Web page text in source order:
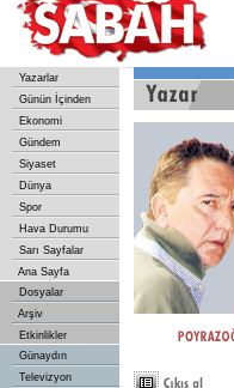
Yazarlar
Günün İçinden
Ekonomi
Gündem
Siyaset
Dünya
Spor
Hava Durumu
Sarı Sayfalar
Ana Sayfa
Dosyalar
Arşiv
Etkinlikler
Günaydın
Televizyon